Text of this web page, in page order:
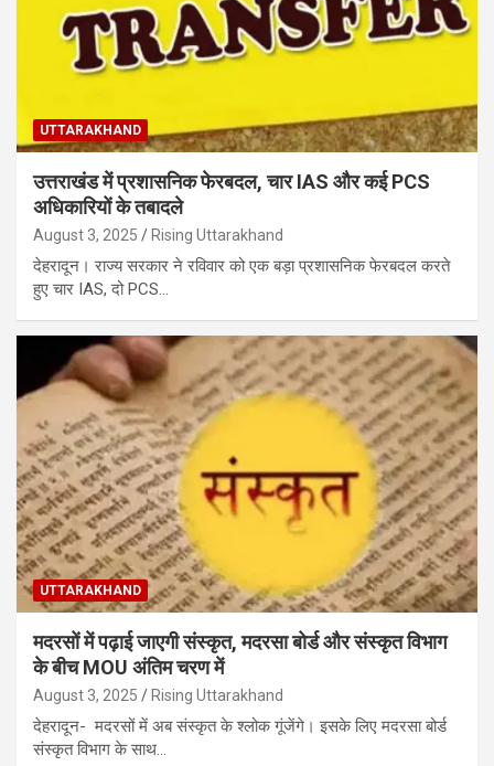
UTTARAKHAND
उत्तराखंड में प्रशासनिक फेरबदल, चार IAS और कई PCS
अधिकारियों के तबादले
August 3, 2025 Rising Uttarakhand
देहरादून। राज्य सरकार ने रविवार को एक बड़ा प्रशासनिक फेरबदल करते
हुए चार IAS, दो PCS…
UTTARAKHAND
मदरसों में पढ़ाई जाएगी संस्कृत, मदरसा बोर्ड और संस्कृत विभाग
के बीच MOU अंतिम चरण में
August 3, 2025 Rising Uttarakhand
देहरादून- मदरसों में अब संस्कृत के श्लोक गूंजेंगे। इसके लिए मदरसा बोर्ड
संस्कृत विभाग के साथ…